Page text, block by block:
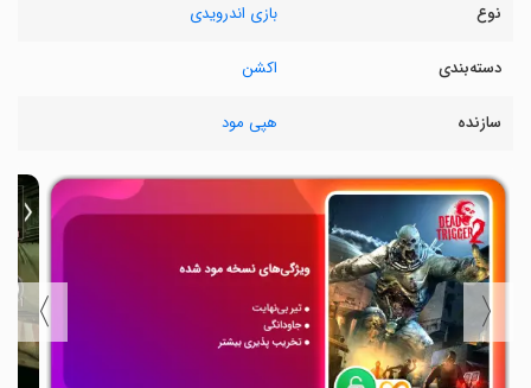
نوع بازی اندرویدی
دسته‌بندی اکشن
سازنده هپی مود
〈
〉